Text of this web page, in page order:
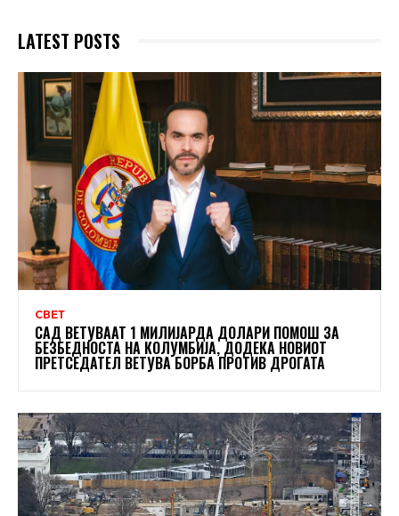
LATEST POSTS
СВЕТ
САД ВЕТУВААТ 1 МИЛИЈАРДА ДОЛАРИ ПОМОШ ЗА
БЕЗБЕДНОСТА НА КОЛУМБИЈА, ДОДЕКА НОВИОТ
ПРЕТСЕДАТЕЛ ВЕТУВА БОРБА ПРОТИВ ДРОГАТА